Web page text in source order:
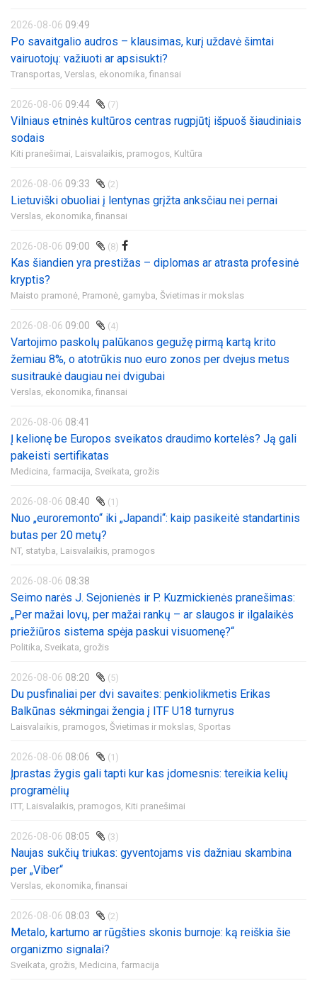
2026-08-06 09:49
Po savaitgalio audros – klausimas, kurį uždavė šimtai
vairuotojų: važiuoti ar apsisukti?
Transportas, Verslas, ekonomika, finansai
2026-08-06 09:44 (7)
Vilniaus etninės kultūros centras rugpjūtį išpuoš šiaudiniais
sodais
Kiti pranešimai, Laisvalaikis, pramogos, Kultūra
2026-08-06 09:33 (2)
Lietuviški obuoliai į lentynas grįžta anksčiau nei pernai
Verslas, ekonomika, finansai
2026-08-06 09:00 (8)
Kas šiandien yra prestižas – diplomas ar atrasta profesinė
kryptis?
Maisto pramonė, Pramonė, gamyba, Švietimas ir mokslas
2026-08-06 09:00 (4)
Vartojimo paskolų palūkanos gegužę pirmą kartą krito
žemiau 8%, o atotrūkis nuo euro zonos per dvejus metus
susitraukė daugiau nei dvigubai
Verslas, ekonomika, finansai
2026-08-06 08:41
Į kelionę be Europos sveikatos draudimo kortelės? Ją gali
pakeisti sertifikatas
Medicina, farmacija, Sveikata, grožis
2026-08-06 08:40 (1)
Nuo „euroremonto“ iki „Japandi“: kaip pasikeitė standartinis
butas per 20 metų?
NT, statyba, Laisvalaikis, pramogos
2026-08-06 08:38
Seimo narės J. Sejonienės ir P. Kuzmickienės pranešimas:
„Per mažai lovų, per mažai rankų – ar slaugos ir ilgalaikės
priežiūros sistema spėja paskui visuomenę?“
Politika, Sveikata, grožis
2026-08-06 08:20 (5)
Du pusfinaliai per dvi savaites: penkiolikmetis Erikas
Balkūnas sėkmingai žengia į ITF U18 turnyrus
Laisvalaikis, pramogos, Švietimas ir mokslas, Sportas
2026-08-06 08:06 (1)
Įprastas žygis gali tapti kur kas įdomesnis: tereikia kelių
programėlių
ITT, Laisvalaikis, pramogos, Kiti pranešimai
2026-08-06 08:05 (3)
Naujas sukčių triukas: gyventojams vis dažniau skambina
per „Viber“
Verslas, ekonomika, finansai
2026-08-06 08:03 (2)
Metalo, kartumo ar rūgšties skonis burnoje: ką reiškia šie
organizmo signalai?
Sveikata, grožis, Medicina, farmacija